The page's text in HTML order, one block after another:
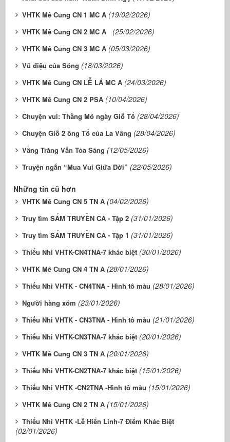
VHTK Mê Cung CN 1 MC A (19/02/2026)
VHTK Mê Cung CN 2 MC A (25/02/2026)
VHTK Mê Cung CN 3 MC A (05/03/2026)
Vũ điệu của Sóng (18/03/2026)
VHTK Mê Cung CN LỄ LÁ MC A (24/03/2026)
VHTK Mê Cung CN 2 PSA (10/04/2026)
Chuyện vui: Thằng Mõ ngày Giỗ Tổ (28/04/2026)
Chuyện Giỗ 2 ông Tổ của La Vâng (28/04/2026)
Vầng Trăng Vẫn Tỏa Sáng (12/05/2026)
Truyện ngắn “Mua Vui Giữa Đời” (22/05/2026)
Những tin cũ hơn
VHTK Mê Cung CN 5 TN A (04/02/2026)
Truy tìm SẤM TRUYỀN CA - Tập 2 (31/01/2026)
Truy tìm SẤM TRUYỀN CA - Tập 1 (31/01/2026)
Thiếu Nhi VHTK-CN4TNA-7 khác biệt (30/01/2026)
VHTK Mê Cung CN 4 TN A (28/01/2026)
Thiếu Nhi VHTK - CN4TNA - Hình tô màu (28/01/2026)
Người hàng xóm (23/01/2026)
Thiếu Nhi VHTK - CN3TNA - Hình tô màu (21/01/2026)
Thiếu Nhi VHTK-CN3TNA-7 khác biệt (20/01/2026)
VHTK Mê Cung CN 3 TN A (20/01/2026)
Thiếu Nhi VHTK-CN2TNA-7 khác biệt (15/01/2026)
Thiếu Nhi VHTK -CN2TNA -Hình tô màu (15/01/2026)
VHTK Mê Cung CN 2 TN A (15/01/2026)
Thiếu Nhi VHTK -Lễ Hiển Linh-7 Điểm Khác Biệt
(02/01/2026)